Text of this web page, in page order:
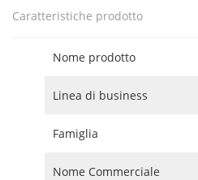
Caratteristiche prodotto
Nome prodotto
Linea di business
Famiglia
Nome Commerciale